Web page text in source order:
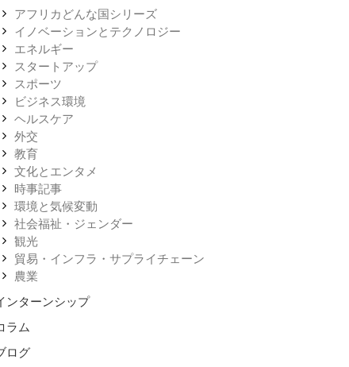
アフリカどんな国シリーズ
イノベーションとテクノロジー
エネルギー
スタートアップ
スポーツ
ビジネス環境
ヘルスケア
外交
教育
文化とエンタメ
時事記事
環境と気候変動
社会福祉・ジェンダー
観光
貿易・インフラ・サプライチェーン
農業
ンターンシップ
ラム
ログ